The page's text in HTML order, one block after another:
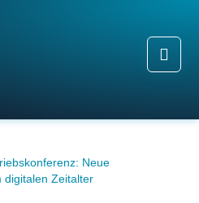
Neue
digitalen Zeitalter